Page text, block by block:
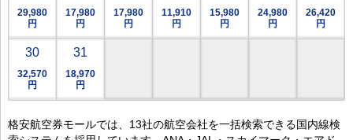
29,980
円
17,980
円
17,980
円
11,910
円
15,980
円
24,980
円
26,420
円
30
32,570
円
31
18,970
円
格安航空券モールでは、13社の航空会社を一括検索できる国内線検